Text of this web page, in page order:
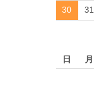
30 31
日 月